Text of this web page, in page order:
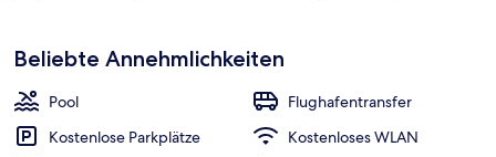
Beliebte Annehmlichkeiten
Pool
Flughafentransfer
Kostenlose Parkplätze
Kostenloses WLAN